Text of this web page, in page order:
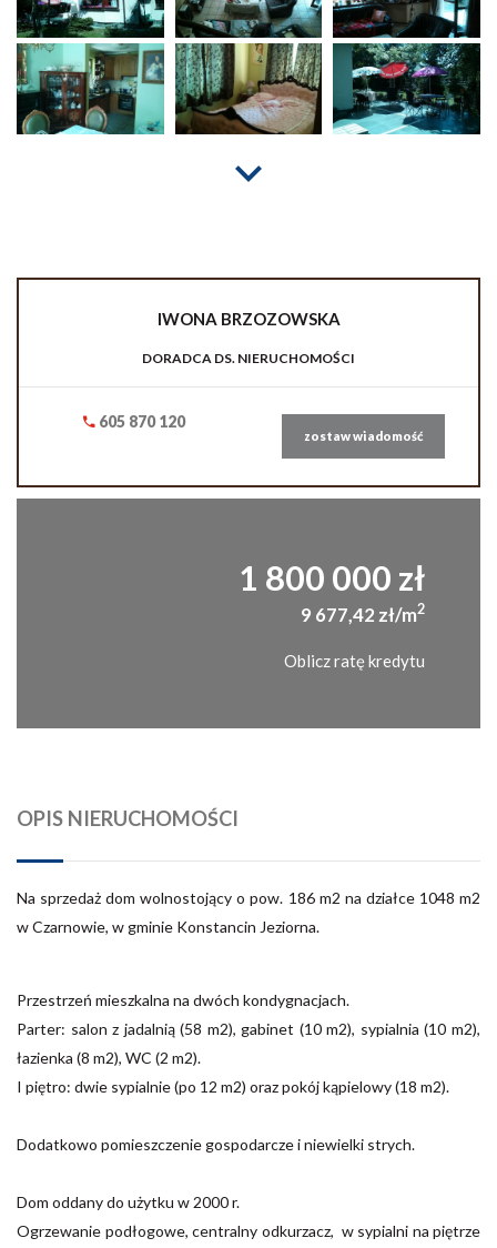
IWONA BRZOZOWSKA
DORADCA DS. NIERUCHOMOŚCI
605 870 120
zostaw wiadomość
1 800 000 zł
9 677,42 zł/m2
Oblicz ratę kredytu
OPIS NIERUCHOMOŚCI
Na sprzedaż dom wolnostojący o pow. 186 m2 na działce 1048 m2
w Czarnowie, w gminie Konstancin Jeziorna.
Przestrzeń mieszkalna na dwóch kondygnacjach.
Parter: salon z jadalnią (58 m2), gabinet (10 m2), sypialnia (10 m2),
łazienka (8 m2), WC (2 m2).
I piętro: dwie sypialnie (po 12 m2) oraz pokój kąpielowy (18 m2).
Dodatkowo pomieszczenie gospodarcze i niewielki strych.
Dom oddany do użytku w 2000 r.
Ogrzewanie podłogowe, centralny odkurzacz, w sypialni na piętrze